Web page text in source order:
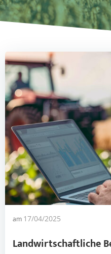
am 17/04/2025
Landwirtschaftliche